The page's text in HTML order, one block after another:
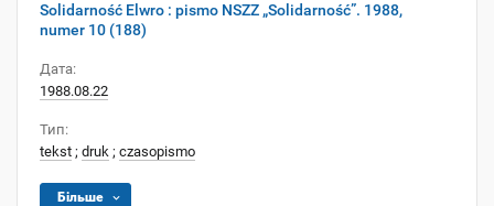
Solidarność Elwro : pismo NSZZ „Solidarność”. 1988,
numer 10 (188)
Дата:
1988.08.22
Тип:
tekst ; druk ; czasopismo
Більше